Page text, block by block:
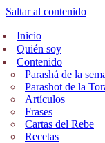
Saltar al contenido
Inicio
Quién soy
Contenido
Parashá de la
Parashot de la
Artículos
Frases
Cartas del Rebe
Recetas